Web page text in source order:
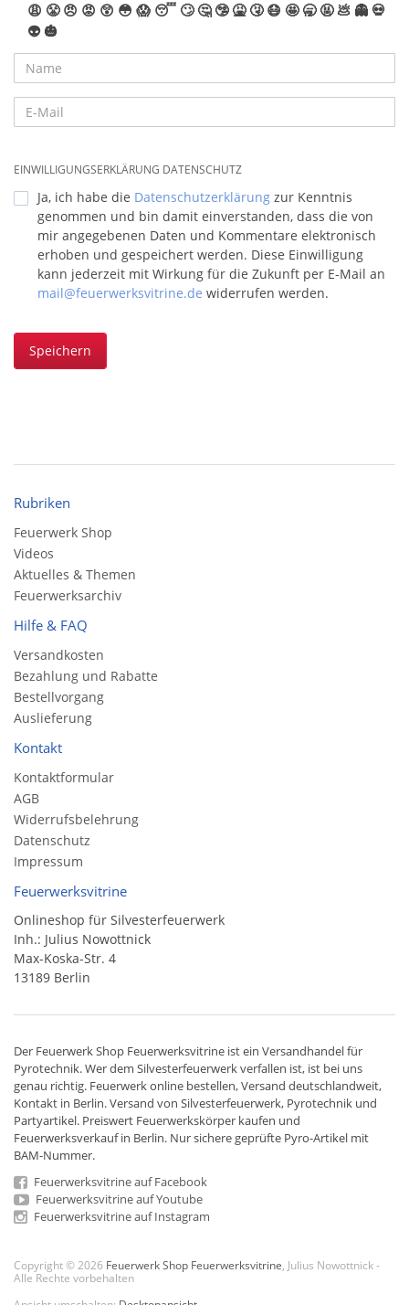
😩 😤 😠 😡 😲 😳 😱 😴 🙄 🤔 🤥 🤮 🤧 😷 🤩 🥱 🤬 💩 👻 💀
👽 🎃
EINWILLIGUNGSERKLÄRUNG DATENSCHUTZ
Ja, ich habe die Datenschutzerklärung zur Kenntnis
genommen und bin damit einverstanden, dass die von
mir angegebenen Daten und Kommentare elektronisch
erhoben und gespeichert werden. Diese Einwilligung
kann jederzeit mit Wirkung für die Zukunft per E-Mail an
mail@feuerwerksvitrine.de widerrufen werden.
Speichern
Rubriken
Feuerwerk Shop
Videos
Aktuelles & Themen
Feuerwerksarchiv
Hilfe & FAQ
Versandkosten
Bezahlung und Rabatte
Bestellvorgang
Auslieferung
Kontakt
Kontaktformular
AGB
Widerrufsbelehrung
Datenschutz
Impressum
Feuerwerksvitrine
Onlineshop für Silvesterfeuerwerk
Inh.: Julius Nowottnick
Max-Koska-Str. 4
13189 Berlin
Der Feuerwerk Shop Feuerwerksvitrine ist ein Versandhandelfür
Pyrotechnik. Wer dem Silvesterfeuerwerk verfallen ist, ist bei uns
genau richtig. Feuerwerk online bestellen,Versand deutschlandweit,
Kontakt in Berlin. Versand von Silvesterfeuerwerk, Pyrotechnik und
Partyartikel. Preiswert Feuerwerkskörper kaufen und
Feuerwerksverkauf in Berlin. Nur sichere geprüfte Pyro-Artikel mit
BAM-Nummer.
Feuerwerksvitrine auf Facebook
Feuerwerksvitrine auf Youtube
Feuerwerksvitrine auf Instagram
Copyright © 2026 Feuerwerk Shop Feuerwerksvitrine , Julius Nowottnick -
Alle Rechte vorbehalten